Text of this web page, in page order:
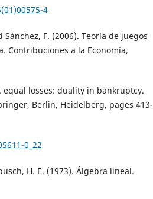
4
F. (2006). Teoría de juegos
Contribuciones a la Economía,
equal losses: duality in bankruptcy.
Berlin, Heidelberg, pages 413-
0_22
H. E. (1973). Álgebra lineal.